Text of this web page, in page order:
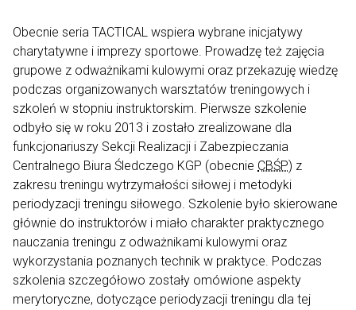
Obecnie seria TACTICAL wspiera wybrane inicjatywy
charytatywne i imprezy sportowe. Prowadzę też zajęcia
grupowe z odważnikami kulowymi oraz przekazuję wiedzę
podczas organizowanych warsztatów treningowych i
szkoleń w stopniu instruktorskim. Pierwsze szkolenie
odbyło się w roku 2013 i zostało zrealizowane dla
funkcjonariuszy Sekcji Realizacji i Zabezpieczania
Centralnego Biura Śledczego KGP (obecnie CBŚP) z
zakresu treningu wytrzymałości siłowej i metodyki
periodyzacji treningu siłowego. Szkolenie było skierowane
głównie do instruktorów i miało charakter praktycznego
nauczania treningu z odważnikami kulowymi oraz
wykorzystania poznanych technik w praktyce. Podczas
szkolenia szczegółowo zostały omówione aspekty
merytoryczne, dotyczące periodyzacji treningu dla tej